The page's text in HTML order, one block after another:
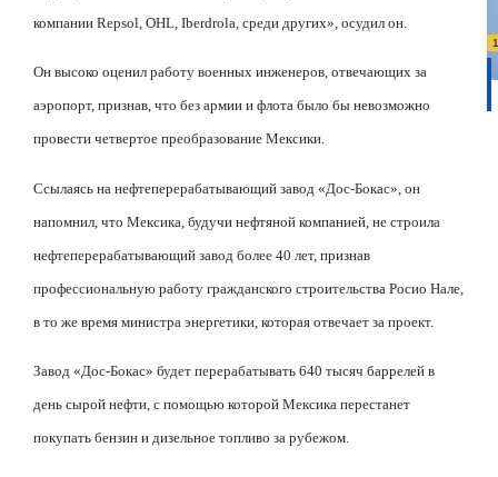
компании Repsol OHL Iberdrola , среди других», осудил он.
Он высоко оценил работу военных инженеров, отвечающих за
аэропорт, признав, что без армии и флота было бы невозможно
провести четвертое преобразование Мексики.
Ссылаясь на нефтеперерабатывающий завод «Дос-Бокас», он
напомнил, что Мексика, будучи нефтяной компанией, не строила
нефтеперерабатывающий завод более 40 лет, признав
профессиональную работу гражданского строительства Росио Нале,
в то же время министра энергетики, которая отвечает за проект.
Завод «Дос-Бокас» будет перерабатывать 640 тысяч баррелей в
день сырой нефти, с помощью которой Мексика перестанет
покупать бензин и дизельное топливо за рубежом.